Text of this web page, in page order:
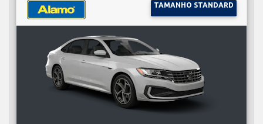
TAMANHO STANDARD